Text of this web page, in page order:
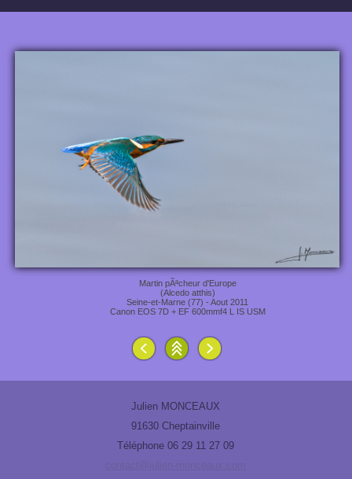
Martin pÃªcheur d'Europe
(Alcedo atthis)
Seine-et-Marne (77) - Aout 2011
Canon EOS 7D + EF 600mmf4 L IS USM
Julien MONCEAUX
91630 Cheptainville
Téléphone 06 29 11 27 09
contact@julien-monceaux.com